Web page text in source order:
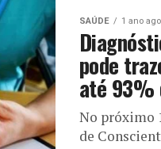
SAÚDE 1 ano ago
pode
até 93%
No próximo
de